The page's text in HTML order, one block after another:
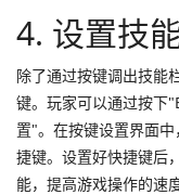
4. 设置技
除了通过按键调出技能
键。玩家可以通过按下
置"。在按键设置界面
捷键。设置好快捷键后
能，提高游戏操作的速